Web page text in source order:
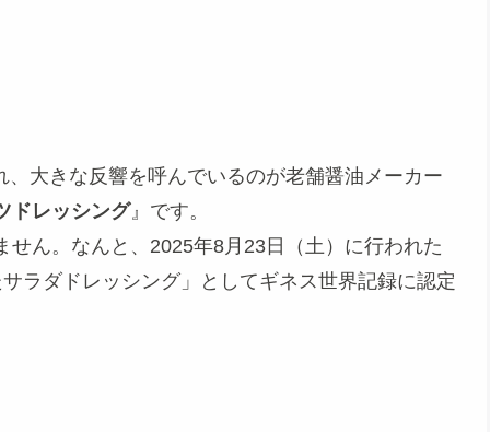
、大きな反響を呼んでいるのが老舗醤油メーカー
ドレッシング』です。
ん。なんと、2025年8月23日（土）に行われた
ラダドレッシング」としてギネス世界記録に認定